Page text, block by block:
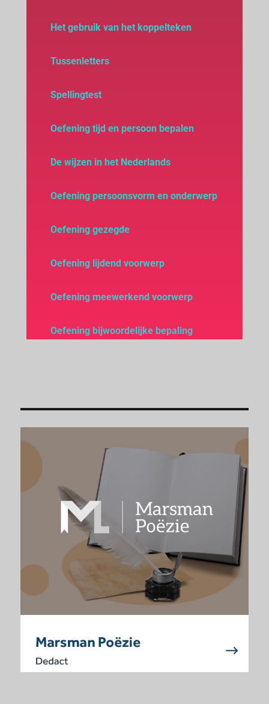
Het gebruik van het koppelteken
Tussenletters
Spellingtest
Oefening tijd en persoon bepalen
De wijzen in het Nederlands
Oefening persoonsvorm en onderwerp
Oefening gezegde
Oefening lijdend voorwerp
Oefening meewerkend voorwerp
Oefening bijwoordelijke bepaling